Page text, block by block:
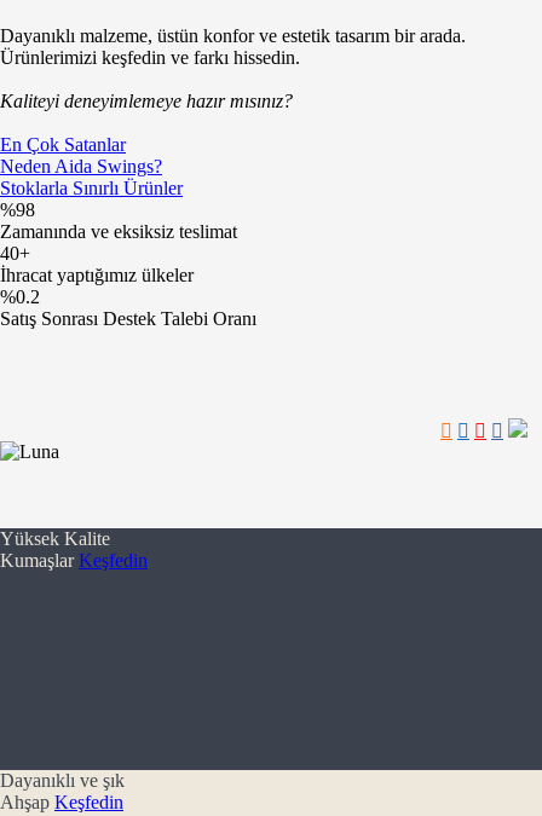
Dayanıklı malzeme, üstün konfor ve estetik tasarım bir arada.
Ürünlerimizi keşfedin ve farkı hissedin.
Kaliteyi deneyimlemeye hazır mısınız?
En Çok Satanlar
Neden Aida Swings?
Stoklarla Sınırlı Ürünler
%98
Zamanında ve eksiksiz teslimat
40+
İhracat yaptığımız ülkeler
%0.2
Satış Sonrası Destek Talebi Oranı
   
Yüksek Kalite
KumaşlarKeşfedin
Dayanıklı ve şık
Ahşap Keşfedin